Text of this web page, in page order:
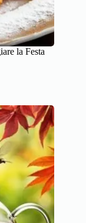
la Festa